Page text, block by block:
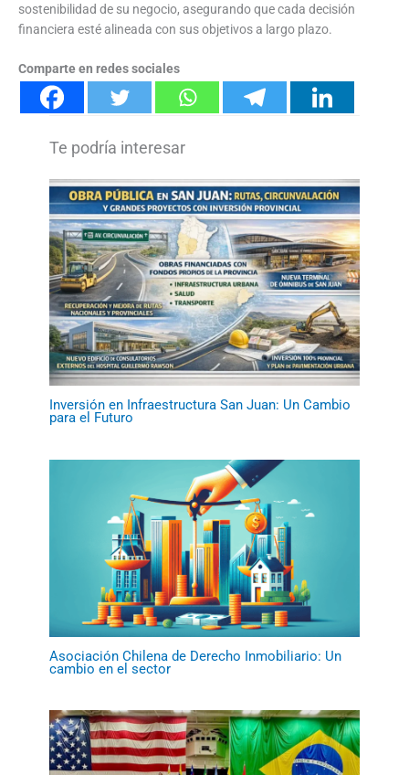
sostenibilidad de su negocio, asegurando que cada decisión
financiera esté alineada con sus objetivos a largo plazo.
Comparte en redes sociales
Inversión en Infraestructura San Juan: Un Cambio
para el Futuro
Asociación Chilena de Derecho Inmobiliario: Un
cambio en el sector